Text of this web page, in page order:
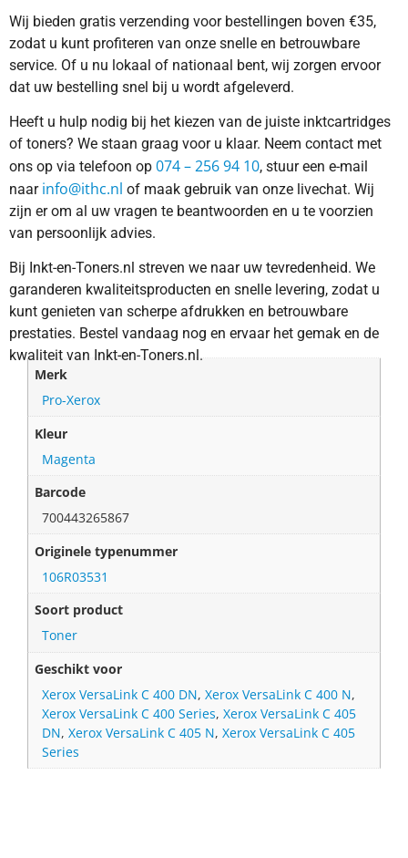
Wij bieden gratis verzending voor bestellingen boven €35,
zodat u kunt profiteren van onze snelle en betrouwbare
service. Of u nu lokaal of nationaal bent, wij zorgen ervoor
dat uw bestelling snel bij u wordt afgeleverd.
Heeft u hulp nodig bij het kiezen van de juiste inktcartridges
of toners? We staan graag voor u klaar. Neem contact met
ons op via telefoon op 074 – 256 94 10, stuur een e-mail
naar info@ithc.nl of maak gebruik van onze livechat. Wij
zijn er om al uw vragen te beantwoorden en u te voorzien
van persoonlijk advies.
Bij Inkt-en-Toners.nl streven we naar uw tevredenheid. We
garanderen kwaliteitsproducten en snelle levering, zodat u
kunt genieten van scherpe afdrukken en betrouwbare
prestaties. Bestel vandaag nog en ervaar het gemak en de
kwaliteit van Inkt-en-Toners.nl.
Merk
Pro-Xerox
Kleur
Magenta
Barcode
700443265867
Originele typenummer
106R03531
Soort product
Toner
Geschikt voor
Xerox VersaLink C 400 DN,Xerox VersaLink C 400 N,
Xerox VersaLink C 400 Series,Xerox VersaLink C 405
DN,Xerox VersaLink C 405 N,Xerox VersaLink C 405
Series